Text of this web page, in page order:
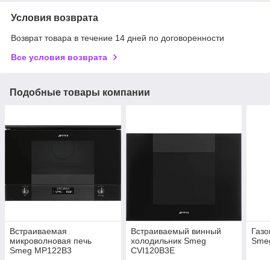
Условия возврата
Возврат товара в течение 14 дней по договоренности
Все условия возврата
Подобные товары компании
Встраиваемая
микроволновая печь
Smeg MP122B3
Встраиваемый винный
холодильник Smeg
CVI120B3E